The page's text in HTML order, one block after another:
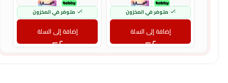
متوفر في المخزون
إضافة إلى السلة
متوفر في المخزون
إضافة إلى السلة